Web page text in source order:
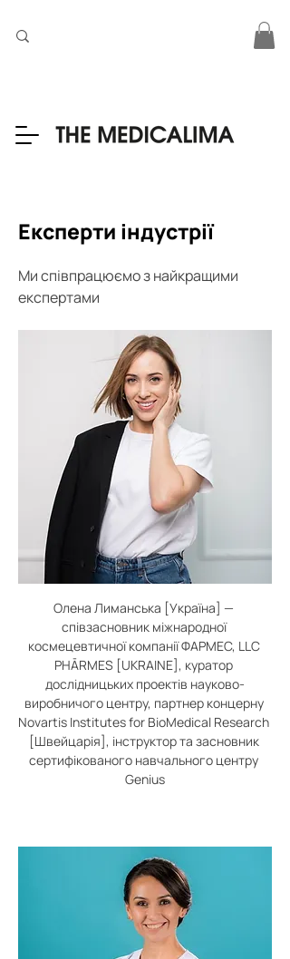
Експерти індустрії
Ми співпрацюємо з найкращими
експертами
Олена Лиманська [Україна] —
співзасновник міжнародної
космецевтичної компанії ФАРМЕС, LLC
PHĀRMES [UKRAINE], куратор
дослідницьких проектів науково-
виробничого центру, партнер концерну
Novartis Institutes for BioMedical Research
[Швейцарія], інструктор та засновник
сертифікованого навчального центру
Genius